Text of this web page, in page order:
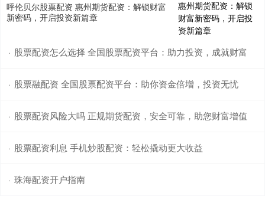
呼伦贝尔股票配资 惠州期货配资：解锁财富
新密码，开启投资新篇章
· 股票配资怎么选择 全国股票配资平台：助力投资，成就财富
· 股票融配资 全国股票配资平台：助你资金倍增，投资无忧
· 股票配资风险大吗 正规期货配资，安全可靠，助您财富增值
· 股票配资利息 手机炒股配资：轻松撬动更大收益
· 珠海配资开户指南